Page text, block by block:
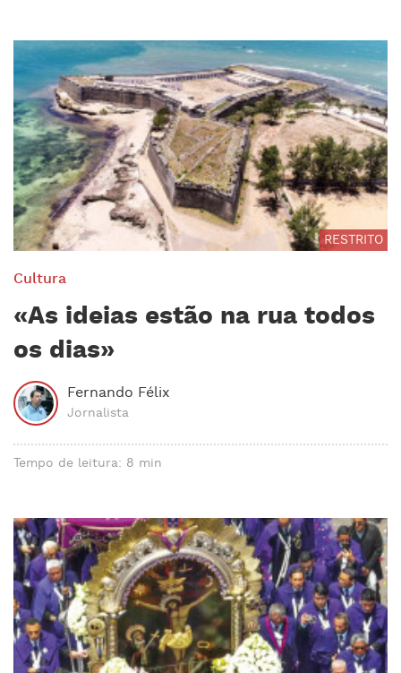
RESTRITO
Cultura
«As ideias estão na rua todos
os dias»
Fernando Félix
Jornalista
Tempo de leitura: 8 min